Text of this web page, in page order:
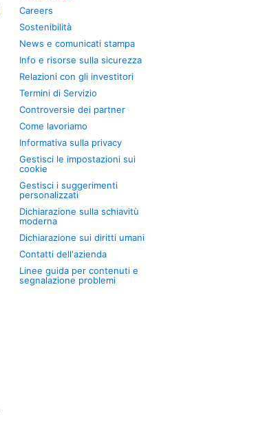
Careers
Sostenibilità
News e comunicati stampa
Info e risorse sulla sicurezza
Relazioni con gli investitori
Termini di Servizio
Controversie dei partner
Come lavoriamo
Informativa sulla privacy
Gestisci le impostazioni sui
cookie
Gestisci i suggerimenti
personalizzati
Dichiarazione sulla schiavitù
moderna
Dichiarazione sui diritti umani
Contatti dell'azienda
Linee guida per contenuti e
segnalazione problemi